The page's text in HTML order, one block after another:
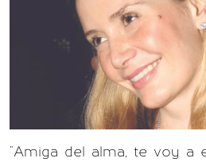
"Amiga del alma, te voy a